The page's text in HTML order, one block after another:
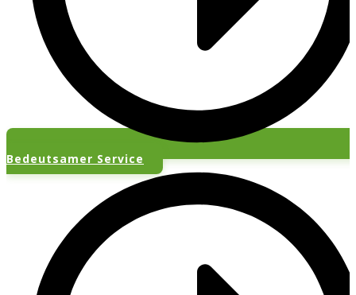
Bedeutsamer Service